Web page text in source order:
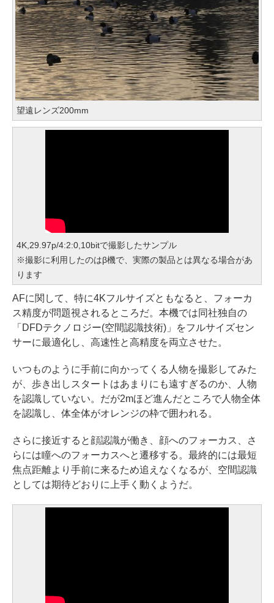
望遠レンズ200mm
4K,29.97p/4:2:0,10bitで撮影したサンプル
※撮影に利用したのはβ機で、実際の製品とは異なる場合があ
ります
AFに関して、特に4Kフルサイズともなると、フォーカ
ス精度が問題視されるところだ。本機では同社独自の
「DFDテクノロジー(空間認識技術)」をフルサイズセン
サーに最適化し、高速性と高精度を両立させた。
いつものように手前に向かってくる人物を撮影してみた
が、歩き出しスタートはあまりにも遠すぎるのか、人物
を認識していない。だが2mほど進んだところで人物全体
を認識し、体全体がオレンジの枠で囲われる。
さらに接近すると顔認識が働き、顔へのフォーカス、さ
らには瞳へのフォーカスへと遷移する。最終的には最短
焦点距離より手前に来るため追えなくなるが、空間認識
としては期待どおりに上手く動くようだ。